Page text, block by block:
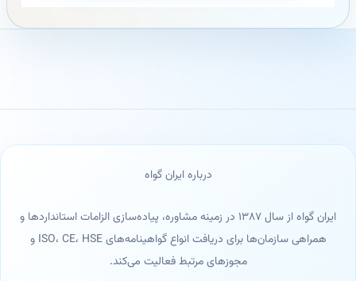
درباره ایران گواه
ایران گواه از سال ۱۳۸۷ در زمینه مشاوره، پیاده‌سازی الزامات استانداردها و
همراهی سازمان‌ها برای دریافت انواع گواهینامه‌های ISO، CE، HSE و
مجوزهای مرتبط فعالیت می‌کند.